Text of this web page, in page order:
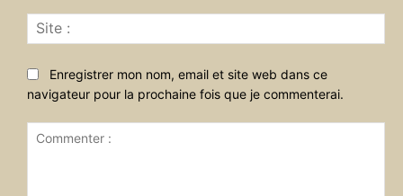
:
Enregistrer mon nom, email et site web dans ce
navigateur pour la prochaine fois que je commenterai.